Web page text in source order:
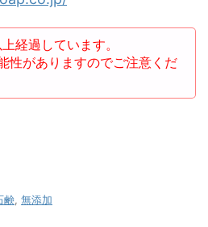
経過しています。
性がありますのでご注意くだ
鹸 無添加